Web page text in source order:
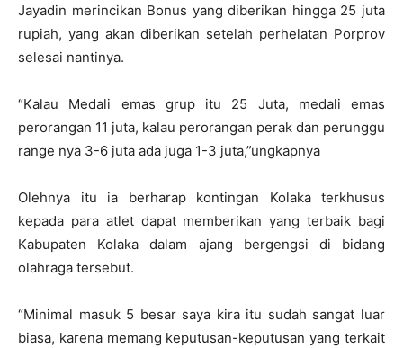
Jayadin merincikan Bonus yang diberikan hingga 25 juta
rupiah, yang akan diberikan setelah perhelatan Porprov
selesai nantinya.
“Kalau Medali emas grup itu 25 Juta, medali emas
perorangan 11 juta, kalau perorangan perak dan perunggu
range nya 3-6 juta ada juga 1-3 juta,”ungkapnya
Olehnya itu ia berharap kontingan Kolaka terkhusus
kepada para atlet dapat memberikan yang terbaik bagi
Kabupaten Kolaka dalam ajang bergengsi di bidang
olahraga tersebut.
“Minimal masuk 5 besar saya kira itu sudah sangat luar
biasa, karena memang keputusan-keputusan yang terkait